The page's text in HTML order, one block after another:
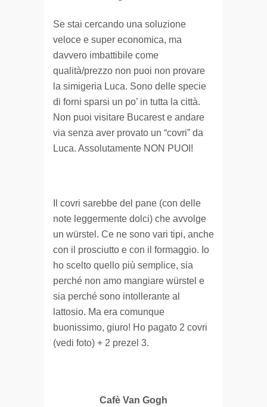
Se stai cercando una soluzione
veloce e super economica, ma
davvero imbattibile come
qualità/prezzo non puoi non provare
la simigeria Luca. Sono delle specie
di forni sparsi un po’ in tutta la città.
Non puoi visitare Bucarest e andare
via senza aver provato un “covri” da
Luca. Assolutamente NON PUOI!
Il covri sarebbe del pane (con delle
note leggermente dolci) che avvolge
un würstel. Ce ne sono vari tipi, anche
con il prosciutto e con il formaggio. Io
ho scelto quello più semplice, sia
perché non amo mangiare würstel e
sia perché sono intollerante al
lattosio. Ma era comunque
buonissimo, giuro! Ho pagato 2 covri
(vedi foto) + 2 prezel 3.
Cafè Van Gogh